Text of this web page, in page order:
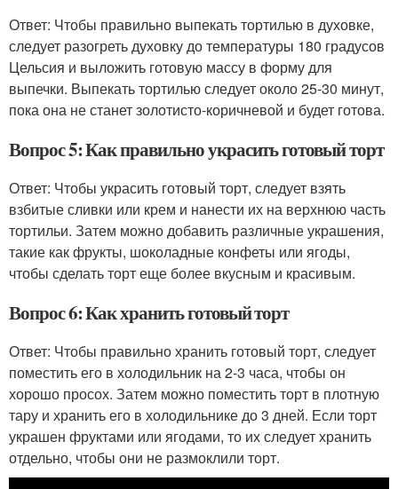
Ответ: Чтобы правильно выпекать тортилью в духовке,
следует разогреть духовку до температуры 180 градусов
Цельсия и выложить готовую массу в форму для
выпечки. Выпекать тортилью следует около 25-30 минут,
пока она не станет золотисто-коричневой и будет готова.
Вопрос 5: Как правильно украсить готовый торт
Ответ: Чтобы украсить готовый торт, следует взять
взбитые сливки или крем и нанести их на верхнюю часть
тортильи. Затем можно добавить различные украшения,
такие как фрукты, шоколадные конфеты или ягоды,
чтобы сделать торт еще более вкусным и красивым.
Вопрос 6: Как хранить готовый торт
Ответ: Чтобы правильно хранить готовый торт, следует
поместить его в холодильник на 2-3 часа, чтобы он
хорошо просох. Затем можно поместить торт в плотную
тару и хранить его в холодильнике до 3 дней. Если торт
украшен фруктами или ягодами, то их следует хранить
отдельно, чтобы они не размоклили торт.